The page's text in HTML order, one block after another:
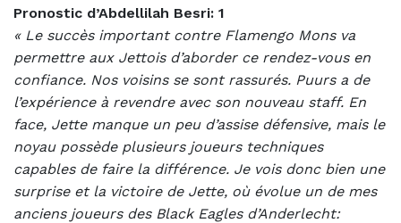
Pronostic d’Abdellilah Besri: 1
« Le succès important contre Flamengo Mons va
permettre aux Jettois d’aborder ce rendez-vous en
confiance. Nos voisins se sont rassurés. Puurs a de
l’expérience à revendre avec son nouveau staff. En
face, Jette manque un peu d’assise défensive, mais le
noyau possède plusieurs joueurs techniques
capables de faire la différence. Je vois donc bien une
surprise et la victoire de Jette, où évolue un de mes
anciens joueurs des Black Eagles d’Anderlecht: